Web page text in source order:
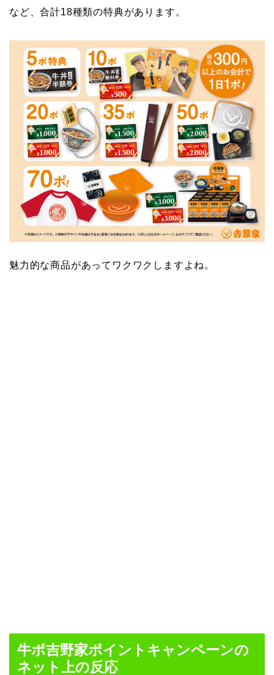
など、合計18種類の特典があります。
魅力的な商品があってワクワクしますよね。
牛ポ吉野家ポイントキャンペーンの
ネット上の反応